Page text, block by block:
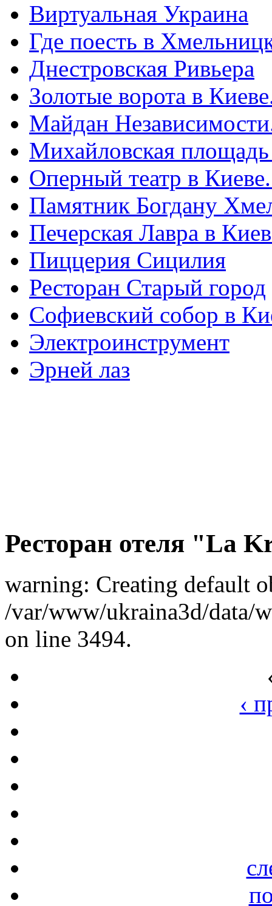
Виртуальная Украина
Где поесть в
Днестровская Ривьера
Золотые ворота в
Майдан
Михайловская
Оперный театр в
Памятник Богдану
Печерская Лавра в
Пиццерия Сицилия
Ресторан Старый город
Софиевский собор в
Электроинструмент
Эрней лаз
Ресторан отеля "La
warning: Creating default
/var/www/ukraina3d/data/
on line 3494.
‹